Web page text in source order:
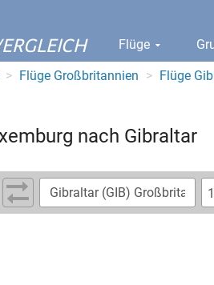
Flüge
Flüge Großbritannien Flüge
nach Gibraltar